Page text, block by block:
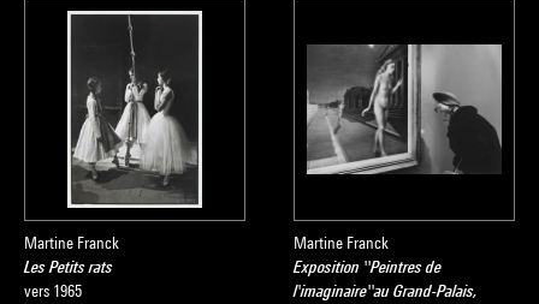
Martine Franck
Les Petits rats
vers 1965
Martine Franck
Exposition ''Peintres de
l'imaginaire''au Grand-Palais,